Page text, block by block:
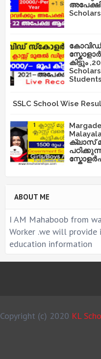
കോവിഡ്
കിട്ടും
SSLC School Wise
ക്ലാസ്
ABOUT ME
I AM Mahaboob from
Worker .we will provide
education information
Copyright (c) 2020 KL